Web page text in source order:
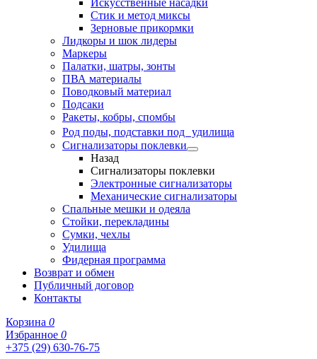
Искусственные насадки
Стик и метод миксы
Зерновые прикормки
Лидкоры и шок лидеры
Маркеры
Палатки, шатры, зонты
ПВА материалы
Поводковый материал
Подсаки
Ракеты, кобры, спомбы
Род поды, подставки под удилища
Сигнализаторы поклевки
Назад
Сигнализаторы поклевки
Электронные сигнализаторы
Механические сигнализаторы
Спальные мешки и одеяла
Стойки, перекладины
Сумки, чехлы
Удилища
Фидерная программа
Возврат и обмен
Публичный договор
Контакты
Корзина 0
Избранное 0
+375 (29) 630-76-75